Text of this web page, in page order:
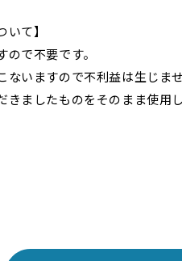
て】
で不要です。
いますので不利益は生じませ
ましたものをそのまま使用し